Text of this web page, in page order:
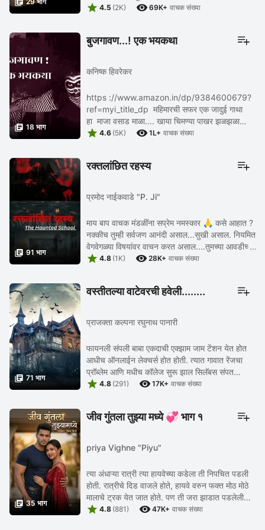
निरखुन बघितल तर निमा खड्यातुन लिंब काढत होती ...
 4.5 (2K)  69K+ वाचक संख्या
 18 भाग
बुजगावण...! एक भयकथा
कनिष्क हिवरेकर
https ://www.amazon.in/dp/9384600679?
ref=myi_title_dp महिमारची सफर एक जादुई गाथा
हा माजा वसाड माळा.... खाया चिमण्या पाखर झळझळा
कापितो म्या त्याचं गळ चळचळा.. असा म्या राही उभा मळान
 4.6 (5K)  1L+ वाचक संख्या
 91 भाग
रक्तलांछित रहस्य
प्रमोद नाईकवाडे "P. Ji"
माय बाप वाचक मंडळींना सप्रेम नमस्कार 🙏 कसे आहात ?
नक्कीच तुम्ही सर्वजण आनंदी असाल...सुखी असाल. नियमित
वेगवेगळ्या विषयांवर वाचन करत असाल....तुमच्या आवडीच्या
भयाच्या, रहस्याच्या कथा नेहमी वाचत ...
 4.8 (1K)  28K+ वाचक संख्या
 71 भाग
वस्तीतल्या वाटेवरची हवेली........
प्राजक्ता कल्पना रघुनाथ पानारी
फायनली संपली बाबा एकदाची एक्झाम जाम टेंशन येत होत
आधीच ऑनलाईन लेक्चर्स होत होती. त्यात गावात रेंजचा
प्रॉब्लेम आणि मधीच कॉलेज सुरू झाल सिलॅबस संपत
आल्यावर... शेवटचे दोन टॉपिक तेवढे समजलेले पण नशिब
 4.8 (291)  17K+ वाचक संख्या
 35 भाग
जीव गुंतला तुझ्या मध्ये 💞 भाग १
priya Vighne "Piyu"
त्या अंधाऱ्या रात्री त्या हायवेच्या कडेला ती निपचित पडली
होती. रात्रीचे दिड वाजले होते, हायवे वरुन फक्त मोठ मोठे
मालाचे ट्रक येत जात होते. पण ती जरा झाडात पडलेली
असल्यामुळे ती अजुन ...
 4.8 (881)  47K+ वाचक संख्या